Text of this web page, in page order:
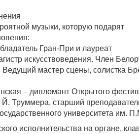
музыки, которую подарят
Гран-При и лауреат
искусствоведения. Член
мастер сцены, солистка
– дипломант Открытого
Й. Труммера, старший
университета им.
исполнительства на органе,